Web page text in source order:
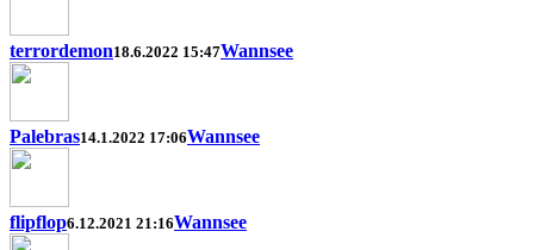
terrordemon18.6.2022 15:47Wannsee
Palebras14.1.2022 17:06Wannsee
flipflop6.12.2021 21:16Wannsee